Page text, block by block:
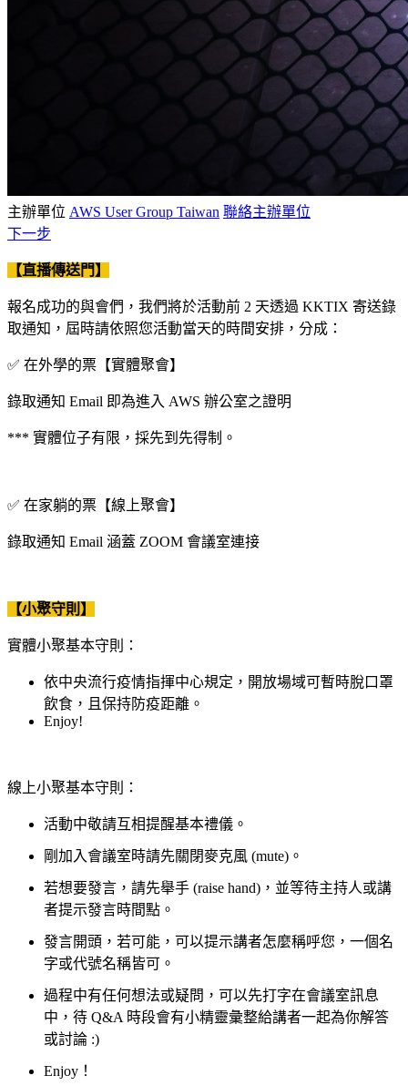
主辦單位 AWS User Group Taiwan 聯絡主辦單位
下一步
【直播傳送門】
報名成功的與會們，我們將於活動前 2 天透過 KKTIX 寄送錄
取通知，屆時請依照您活動當天的時間安排，分成：
✅ 在外學的票【實體聚會】
錄取通知 Email 即為進入 AWS 辦公室之證明
*** 實體位子有限，採先到先得制。
✅ 在家躺的票【線上聚會】
錄取通知 Email 涵蓋 ZOOM 會議室連接
【小聚守則】
實體小聚基本守則：
依中央流行疫情指揮中心規定，開放場域可暫時脫口罩
飲食，且保持防疫距離。
Enjoy!
線上小聚基本守則：
活動中敬請互相提醒基本禮儀。
剛加入會議室時請先關閉麥克風 (mute)。
若想要發言，請先舉手 (raise hand)，並等待主持人或講
者提示發言時間點。
發言開頭，若可能，可以提示講者怎麼稱呼您，一個名
字或代號名稱皆可。
過程中有任何想法或疑問，可以先打字在會議室訊息
中，待 Q&A 時段會有小精靈彙整給講者一起為你解答
或討論 :)
Enjoy！